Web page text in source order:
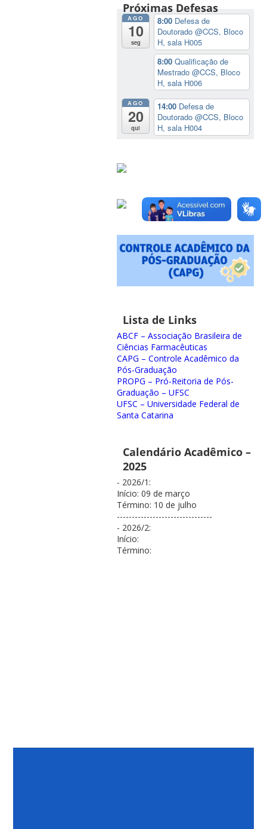
Próximas Defesas
AGO
10
seg
8:00 Defesa de
Doutorado@CCS, Bloco
H, sala H005
8:00Qualificação de
Mestrado@CCS, Bloco
H, sala H006
AGO
20
qui
14:00 Defesa de
Doutorado@CCS, Bloco
H, sala H004
Lista de Links
ABCF – Associação Brasileira de
Ciências Farmacêuticas
CAPG – Controle Acadêmico da
Pós-Graduação
PROPG – Pró-Reitoria de Pós-
Graduação – UFSC
UFSC – Universidade Federal de
Santa Catarina
Calendário Acadêmico –
2025
- 2026/1:
Início: 09 de março
Término: 10 de julho
--------------------------------
- 2026/2:
Início:
Término: